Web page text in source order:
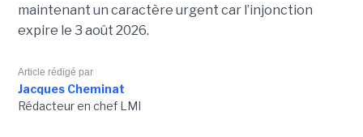
maintenant un caractère urgent car l’injonction
expire le 3 août 2026.
Article rédigé par
Jacques Cheminat
Rédacteur en chef LMI